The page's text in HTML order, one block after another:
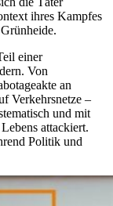
ihres Kampfes
einer
Von
an
Verkehrsnetze –
und mit
attackiert.
Politik und